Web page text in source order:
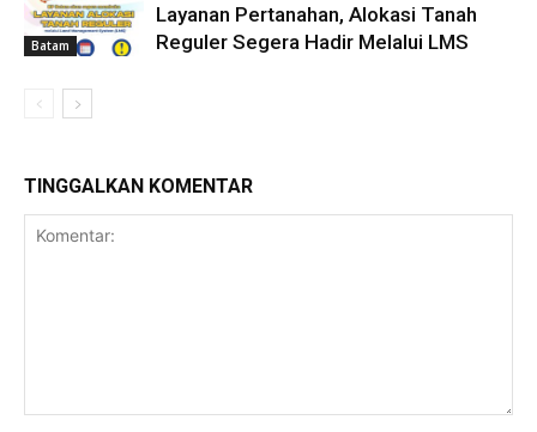
Batam
Layanan Pertanahan, Alokasi Tanah
Reguler Segera Hadir Melalui LMS
TINGGALKAN KOMENTAR